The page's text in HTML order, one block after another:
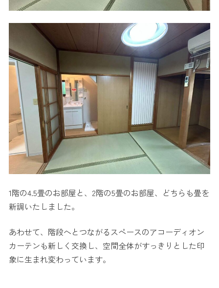
1階の4.5畳のお部屋と、2階の5畳のお部屋、どちらも畳を
新調いたしました。
あわせて、階段へとつながるスペースのアコーディオン
カーテンも新しく交換し、空間全体がすっきりとした印
象に生まれ変わっています。